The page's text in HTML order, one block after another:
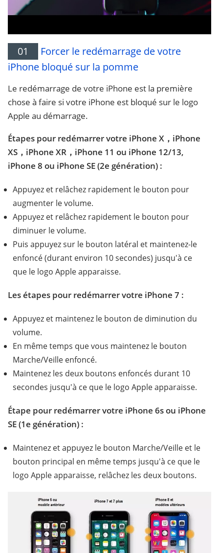
01
Forcer le redémarrage de votre
iPhone bloqué sur la pomme
Le redémarrage de votre iPhone est la première
chose à faire si votre iPhone est bloqué sur le logo
Apple au démarrage.
Étapes pour redémarrer votre iPhone X，iPhone
XS，iPhone XR，iPhone 11 ou iPhone 12/13,
iPhone 8 ou iPhone SE (2e génération) :
Appuyez et relâchez rapidement le bouton pour
augmenter le volume.
Appuyez et relâchez rapidement le bouton pour
diminuer le volume.
Puis appuyez sur le bouton latéral et maintenez-le
enfoncé (durant environ 10 secondes) jusqu'à ce
que le logo Apple apparaisse.
Les étapes pour redémarrer votre iPhone 7 :
Appuyez et maintenez le bouton de diminution du
volume.
En même temps que vous maintenez le bouton
Marche/Veille enfoncé.
Maintenez les deux boutons enfoncés durant 10
secondes jusqu'à ce que le logo Apple apparaisse.
Étape pour redémarrer votre iPhone 6s ou iPhone
SE (1e génération) :
Maintenez et appuyez le bouton Marche/Veille et le
bouton principal en même temps jusqu'à ce que le
logo Apple apparaisse, relâchez les deux boutons.